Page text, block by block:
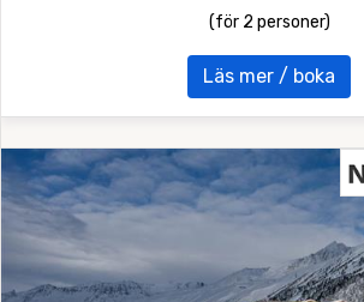
(för 2 personer)
Läs mer / boka